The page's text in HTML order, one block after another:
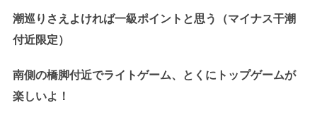
潮巡りさえよければ一級ポイントと思う（マイナス干潮
付近限定）
南側の橋脚付近でライトゲーム、とくにトップゲームが
楽しいよ！